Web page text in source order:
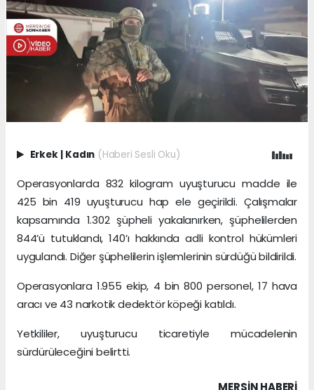
Erkek | Kadın (Haberi Sesli Oku)
Operasyonlarda 832 kilogram uyuşturucu madde ile
425 bin 419 uyuşturucu hap ele geçirildi. Çalışmalar
kapsamında 1.302 şüpheli yakalanırken, şüphelilerden
844’ü tutuklandı, 140’ı hakkında adli kontrol hükümleri
uygulandı. Diğer şüphelilerin işlemlerinin sürdüğü bildirildi.
Operasyonlara 1.955 ekip, 4 bin 800 personel, 17 hava
aracı ve 43 narkotik dedektör köpeği katıldı.
Yetkililer, uyuşturucu ticaretiyle mücadelenin
sürdürüleceğini belirtti.
MERSIN HABERİ